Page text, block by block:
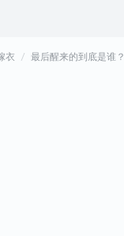
衣 最后醒来的到底是谁？